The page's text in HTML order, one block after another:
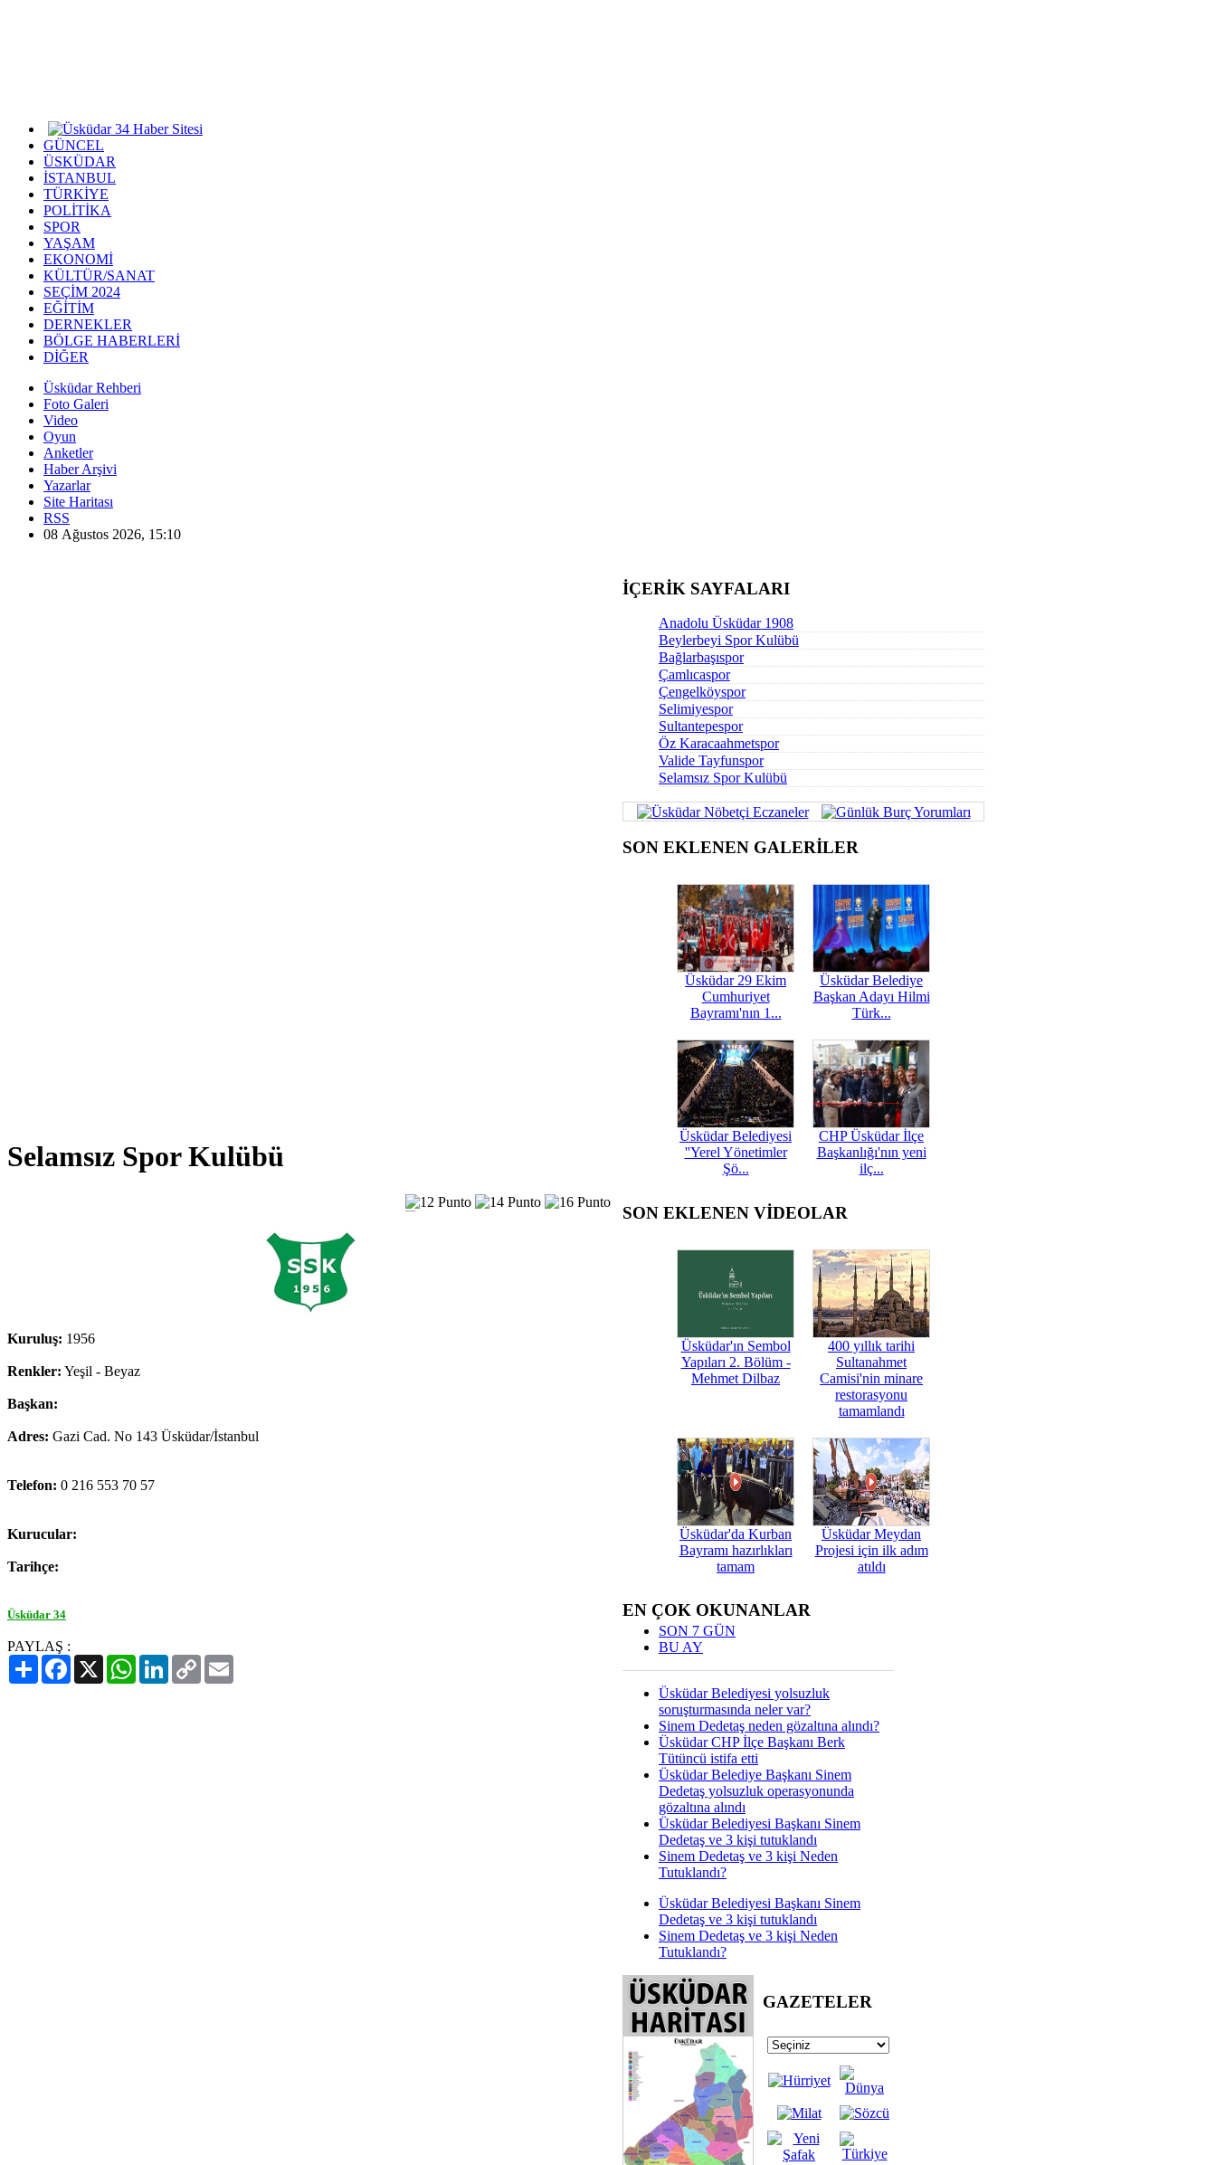
GÜNCEL
ÜSKÜDAR
İSTANBUL
TÜRKİYE
POLİTİKA
SPOR
YAŞAM
EKONOMİ
KÜLTÜR/SANAT
SEÇİM 2024
EĞİTİM
DERNEKLER
BÖLGE HABERLERİ
DİĞER
Üsküdar Rehberi
Foto Galeri
Video
Oyun
Anketler
Haber Arşivi
Yazarlar
Site Haritası
RSS
08 Ağustos 2026, 15:10
Selamsız Spor Kulübü
Kuruluş: 1956
Renkler: Yeşil - Beyaz
Başkan:
Adres: Gazi Cad. No 143 Üsküdar/İstanbul
Telefon: 0 216 553 70 57
Kurucular:
Tarihçe:
Üsküdar 34
PAYLAŞ :
PaylaşFacebook
X WhatsAppLinkedIn
Copy
Link
İÇERİK SAYFALARI
Anadolu Üsküdar 1908
Beylerbeyi Spor Kulübü
Bağlarbaşıspor
Çamlıcaspor
Çengelköyspor
Selimiyespor
Sultantepespor
Öz Karacaahmetspor
Valide Tayfunspor
Selamsız Spor Kulübü
SON EKLENEN GALERİLER
Üsküdar 29 Ekim
Cumhuriyet
Bayramı'nın 1...
Üsküdar Belediye
Başkan Adayı Hilmi
Türk...
Üsküdar Belediyesi
''Yerel Yönetimler
Şö...
CHP Üsküdar İlçe
Başkanlığı'nın yeni
ilç...
SON EKLENEN VİDEOLAR
Üsküdar'ın Sembol
Yapıları 2. Bölüm -
Mehmet Dilbaz
400 yıllık tarihi
Sultanahmet
Camisi'nin minare
restorasyonu
tamamlandı
Üsküdar'da Kurban
Bayramı hazırlıkları
tamam
Üsküdar Meydan
Projesi için ilk adım
atıldı
EN ÇOK OKUNANLAR
SON 7 GÜN
BU AY
Üsküdar Belediyesi yolsuzluk
soruşturmasında neler var?
Sinem Dedetaş neden gözaltına alındı?
Üsküdar CHP İlçe Başkanı Berk
Tütüncü istifa etti
Üsküdar Belediye Başkanı Sinem
Dedetaş yolsuzluk operasyonunda
gözaltına alındı
Üsküdar Belediyesi Başkanı Sinem
Dedetaş ve 3 kişi tutuklandı
Sinem Dedetaş ve 3 kişi Neden
Tutuklandı?
Üsküdar Belediyesi Başkanı Sinem
Dedetaş ve 3 kişi tutuklandı
Sinem Dedetaş ve 3 kişi Neden
Tutuklandı?
GAZETELER